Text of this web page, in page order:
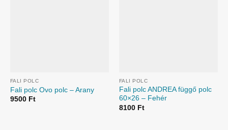
FALI POLC
Fali polc Ovo polc – Arany
9500 Ft
FALI POLC
Fali polc ANDREA függő polc
60×26 – Fehér
8100 Ft